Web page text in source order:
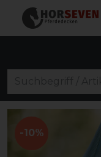
-10%